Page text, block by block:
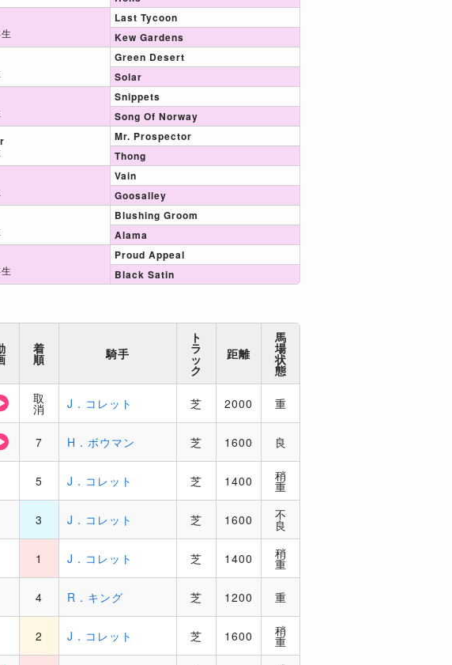
Last Tycoon
Kew Gardens
Green Desert
Solar
Snippets
Song Of Norway
Mr. Prospector
Thong
Vain
Goosalley
Blushing Groom
Alama
Proud Appeal
Black Satin
着
順 騎手
ト
ラ
ッ
ク
距離
馬
場
状
態
取
消 J．コレット 芝 2000 重
7 H．ボウマン 芝 1600 良
5 J．コレット 芝 1400 稍
重
3 J．コレット 芝 1600 不
良
1 J．コレット 芝 1400 稍
重
4 R．キング 芝 1200 重
2 J．コレット 芝 1600 稍
重